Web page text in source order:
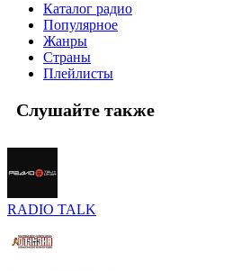
Каталог радио
Популярное
Жанры
Страны
Плейлисты
Слушайте также
RADIO TALK